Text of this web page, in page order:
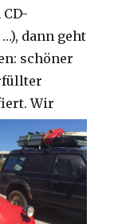
dann geht
schöner
Wir